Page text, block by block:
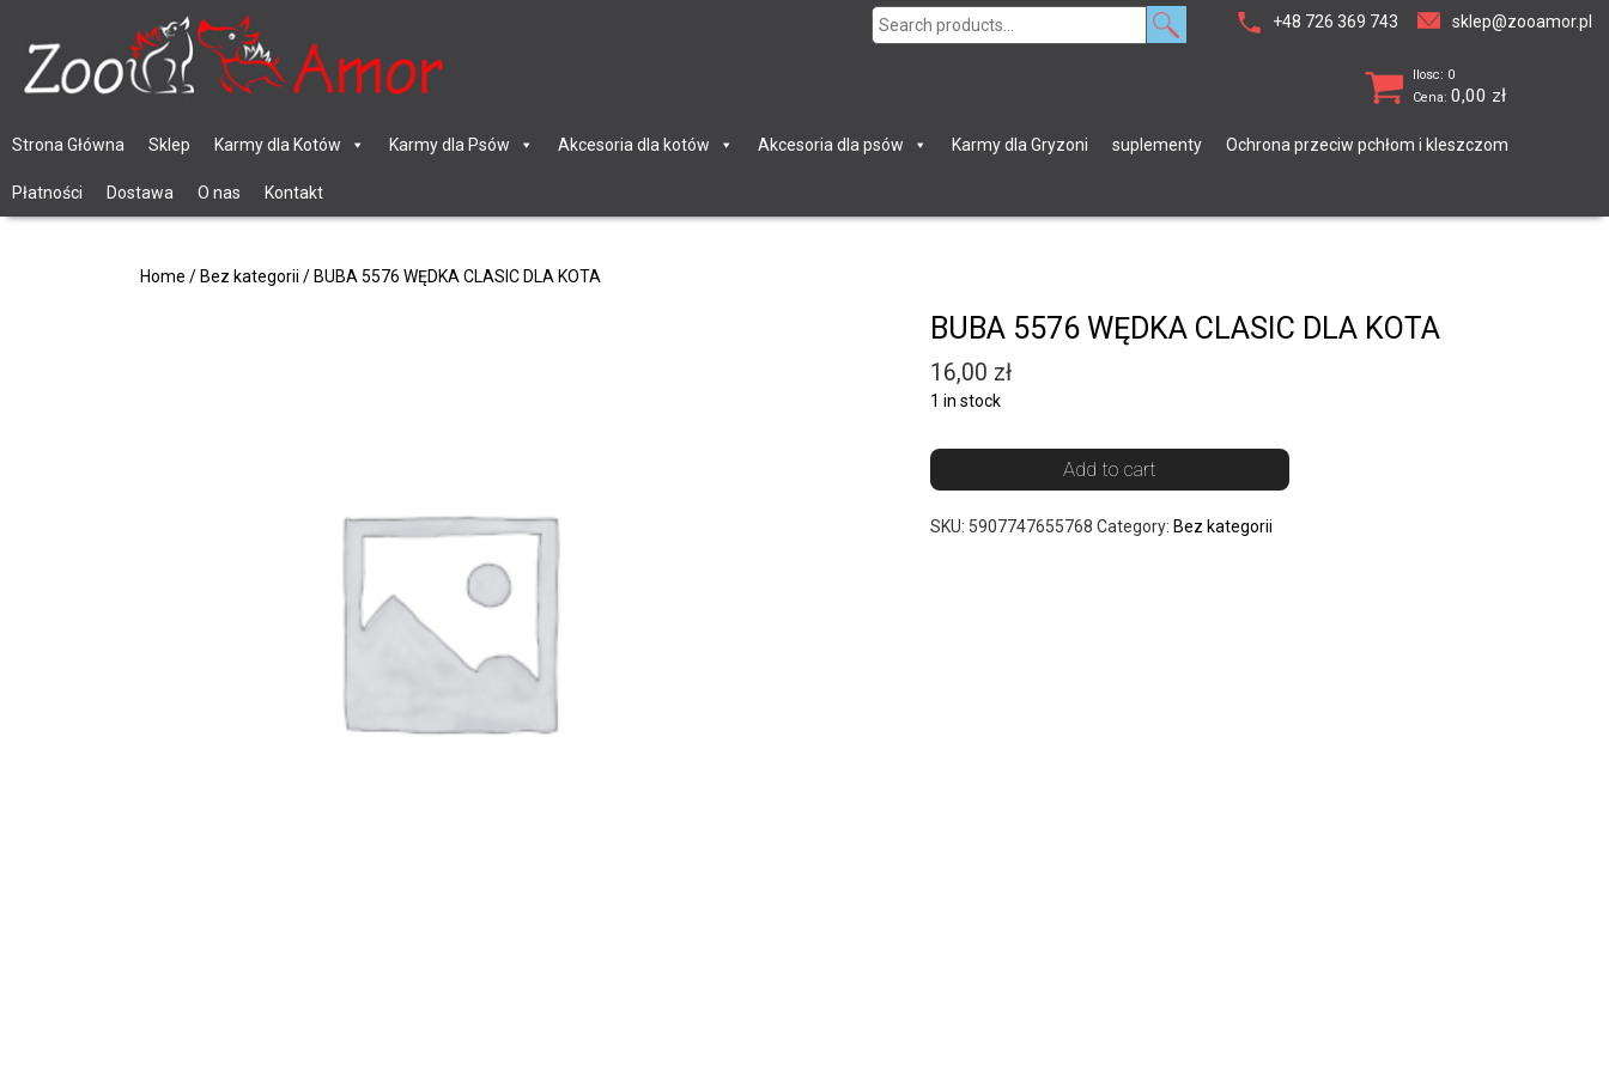
+48 726 369 743 sklep@zooamor.pl
Search
Ilosc: 0
Cena: 0,00 zł
Strona Główna Sklep Karmy dla Kotów Karmy dla Psów Akcesoria dla kotów Akcesoria dla psów Karmy dla Gryzoni suplementy Ochrona przeciw pchłom i kleszczom
Płatności Dostawa O nas Kontakt
Home / Bez kategorii / BUBA 5576 WĘDKA CLASIC DLA KOTA
BUBA 5576 WĘDKA CLASIC DLA KOTA
16,00 zł
1 in stock
Add to cart
SKU: 5907747655768 Category: Bez kategorii